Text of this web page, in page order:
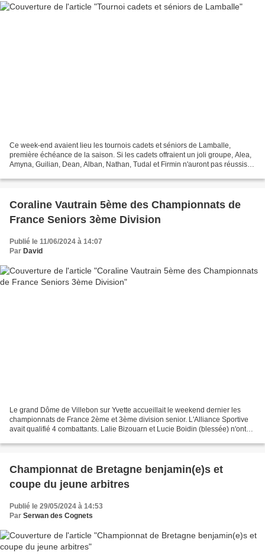
Ce week-end avaient lieu les tournois cadets et séniors de Lamballe,
première échéance de la saison. Si les cadets offraient un joli groupe, Alea,
Amyna, Guilian, Dean, Alban, Nathan, Tudal et Firmin n'auront pas réussis à
Coraline Vautrain 5ème des Championnats de
France Seniors 3ème Division
Publié le 11/06/2024 à 14:07
Par David
Le grand Dôme de Villebon sur Yvette accueillait le weekend dernier les
championnats de France 2ème et 3ème division senior. L'Alliance Sportive
avait qualifié 4 combattants. Lalie Bizouarn et Lucie Boidin (blessée) n'ont
Championnat de Bretagne benjamin(e)s et
coupe du jeune arbitres
Publié le 29/05/2024 à 14:53
Par Serwan des Cognets